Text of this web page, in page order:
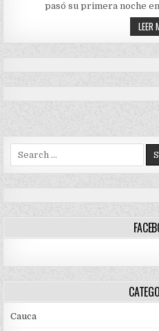
pasó su primera noche
LEER
Search
for:
Cauca